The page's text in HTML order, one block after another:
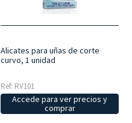
Alicates para uñas de corte
curvo, 1 unidad
Ref: RV101
Accede para ver precios y
comprar